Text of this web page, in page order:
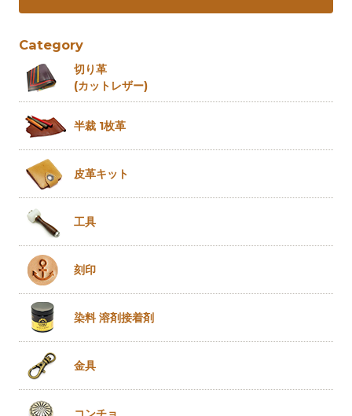
Category
切り革
(カットレザー)
半裁 1枚革
皮革キット
工具
刻印
染料 溶剤接着剤
金具